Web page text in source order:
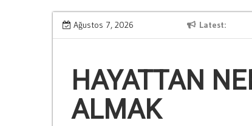
Skip
to
Ağustos 7, 2026 Latest
Kumarin Aile İliskilerine Verdigi Zararlar
HAYATTAN
ALMAK